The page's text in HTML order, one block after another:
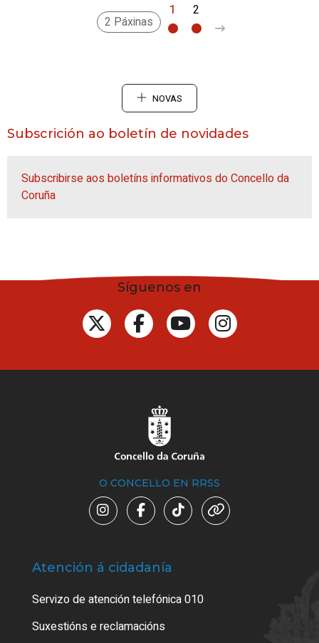
2 Páxinas
1 2
NOVAS
Subscrición ao boletín de novidades
Subscribirse aos boletíns informativos do Concello da
Coruña
Síguenos en
O CONCELLO EN RRSS
Atención á cidadanía
Servizo de atención telefónica 010
Suxestións e reclamacións